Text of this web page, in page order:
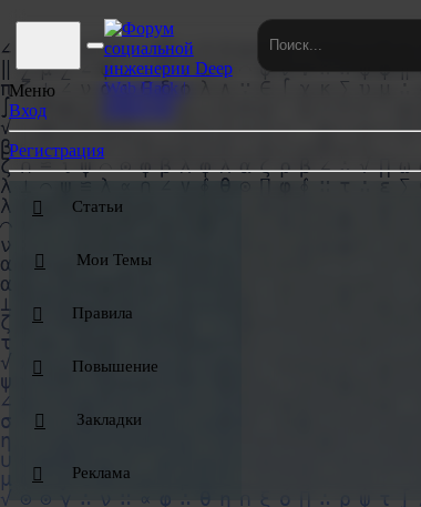
GENERATOR 3.0 ⚙ |
Меню
Вход
Регистрация
Статьи
Мои Темы
Правила
Повышение
Закладки
Реклама